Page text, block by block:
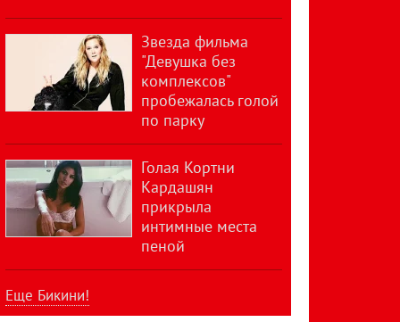
Звезда фильма
"Девушка без
комплексов"
пробежалась голой
по парку
Голая Кортни
Кардашян
прикрыла
интимные места
пеной
Еще Бикини!